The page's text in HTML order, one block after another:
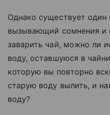
Однако существует один
вызывающий сомнения и
заварить чай, можно ли
воду, оставшуюся в
которую вы повторно
старую воду вылить, и
воду?